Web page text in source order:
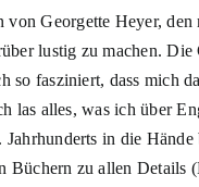
von Georgette Heyer, den
lustig zu machen. Die
so fasziniert, dass mich
las alles, was ich über
Jahrhunderts in die Hände
Büchern zu allen Details